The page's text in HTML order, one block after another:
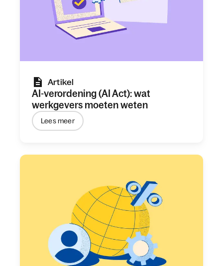
Artikel
AI-verordening (AI Act): wat
werkgevers moeten weten
Lees meer